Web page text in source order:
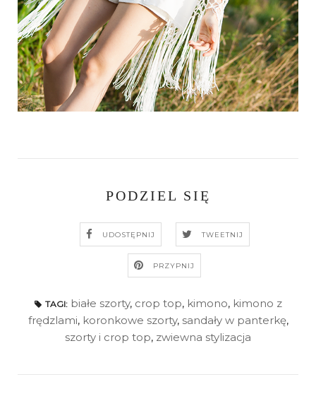
PODZIEL SIĘ
UDOSTĘPNIJ TWEETNIJ
PRZYPNIJ
TAGI: białe szorty, crop top, kimono, kimono z
frędzlami, koronkowe szorty, sandały w panterkę,
szorty i crop top, zwiewna stylizacja